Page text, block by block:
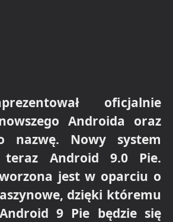
oficjalnie
Androida oraz
nazwę. Nowy system
Android 9.0 Pie.
jest w oparciu o
dzięki któremu
9 Pie będzie się